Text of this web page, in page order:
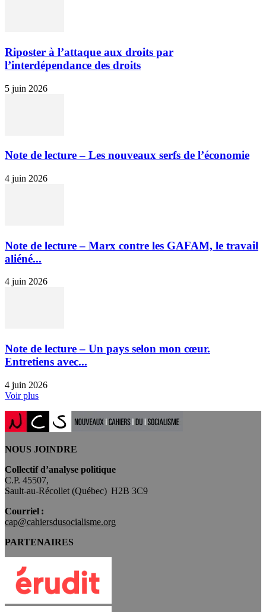
Riposter à l’attaque aux droits par
l’interdépendance des droits
5 juin 2026
Note de lecture – Les nouveaux serfs de l’économie
4 juin 2026
Note de lecture – Marx contre les GAFAM, le travail
aliéné...
4 juin 2026
Note de lecture – Un pays selon mon cœur.
Entretiens avec...
4 juin 2026
Voir plus
NOUS JOINDRE
Collectif d’analyse politique
C.P. 45507,
Sault-au-Récollet (Québec) H2B 3C9
Courriel :
cap@cahiersdusocialisme.org
PARTENAIRES